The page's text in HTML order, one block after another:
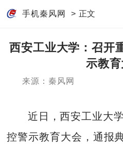
手机秦风网 > 正文
西安工业大学：召开
示教
来源：秦风网
近日，西安工业大
控警示教育大会，通报